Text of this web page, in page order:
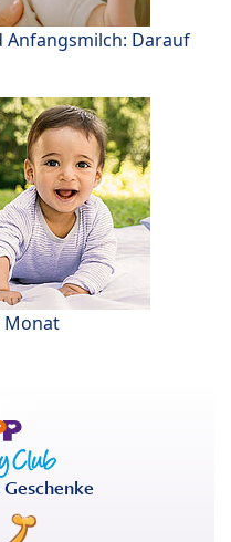
Darauf
Monat